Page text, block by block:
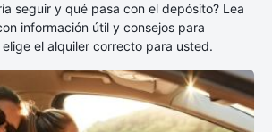
seguir y qué pasa con el depósito? Lea
información útil y consejos para
el alquiler correcto para usted.